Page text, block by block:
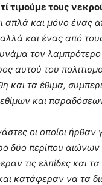
τιμούμε τους
απλά και μόνο ένας
και ένας από
τον λαμπρότερο
αυτού του
και τα έθιμα,
και
οι οποίοι ήρθαν
δύο περίπου αιώνων
τις ελπίδες και
κατάφεραν να τα